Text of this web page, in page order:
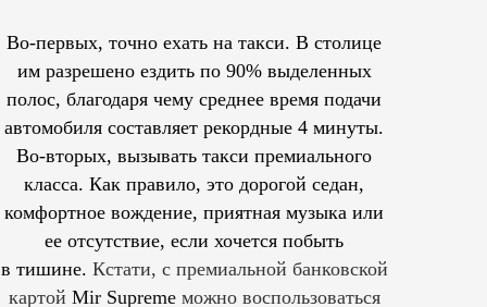
Во-первых, точно ехать на такси. В столице
им разрешеноездить по 90% выделенных
полос, благодаря чему среднее время подачи
автомобиля составляет рекордные 4 минуты.
Во-вторых, вызывать такси премиального
класса. Как правило, это дорогой седан,
комфортное вождение, приятная музыка или
ее отсутствие, если хочется побыть
в тишине. Кстати, с премиальной банковской
картой Mir Supreme можно воспользоваться